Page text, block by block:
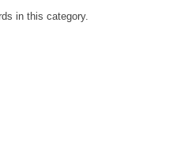
in this category.